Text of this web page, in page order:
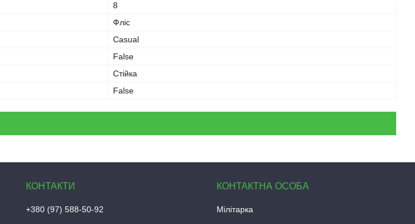
8
Фліс
Casual
False
Стійка
False
+380 (97) 588-50-92 Мілітарка